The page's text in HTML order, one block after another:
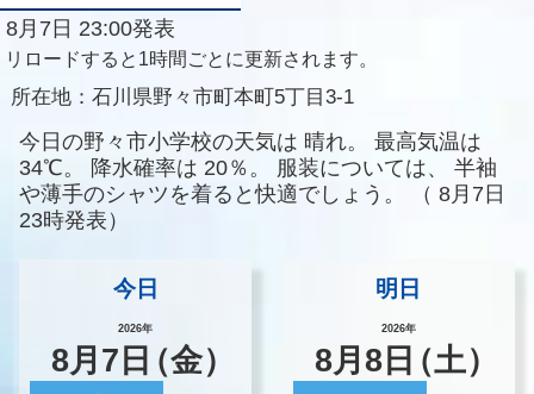
8月7日 23:00発表
リロードすると1時間ごとに更新されます。
所在地： 石川県野々市町本町5丁目3-1
今日の野々市小学校の天気は 晴れ。
最高気温は
34℃。
降水確率は 20％。 服装については、
半袖
や薄手のシャツを着ると快適でしょう。
（ 8月7日
23時発表）
今日
2026年
8月 7 日（金）
明日
2026年
8月8 日（土）